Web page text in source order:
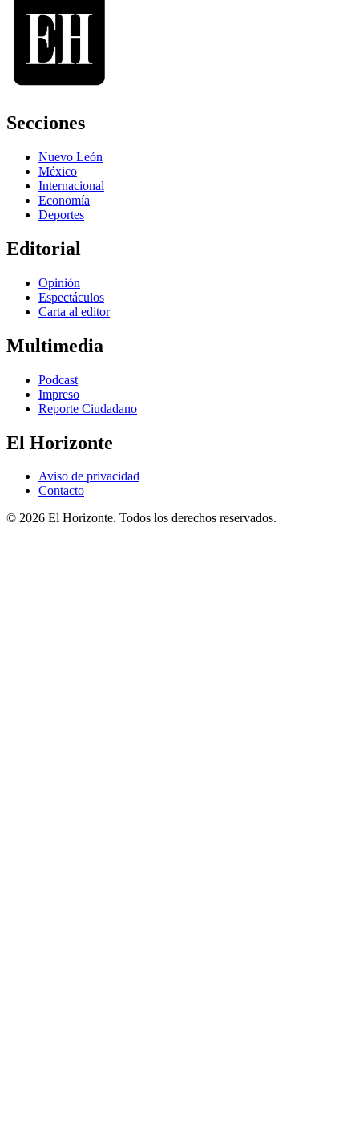
Secciones
Nuevo León
México
Internacional
Economía
Deportes
Editorial
Opinión
Espectáculos
Carta al editor
Multimedia
Podcast
Impreso
Reporte Ciudadano
El Horizonte
Aviso de privacidad
Contacto
© 2026 El Horizonte. Todos los derechos reservados.